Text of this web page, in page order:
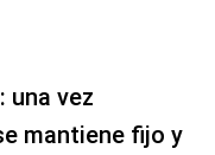
una vez
mantiene fijo y